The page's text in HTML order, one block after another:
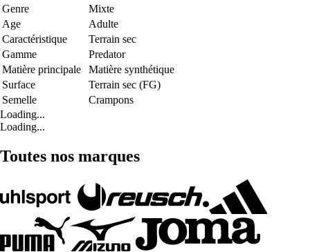
Genre
Mixte
Age
Adulte
Caractéristique
Terrain sec
Gamme
Predator
Matière principale
Matière synthétique
Surface
Terrain sec (FG)
Semelle
Crampons
Loading...
Loading...
Toutes nos marques